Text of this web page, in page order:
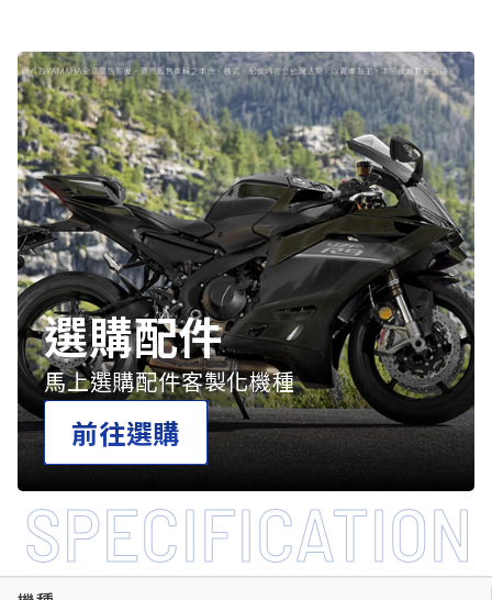
選購配件
馬上選購配件客製化機種
前往選購
SPECIFICATION